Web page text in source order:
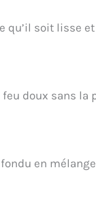
qu’il soit lisse
doux sans la
en